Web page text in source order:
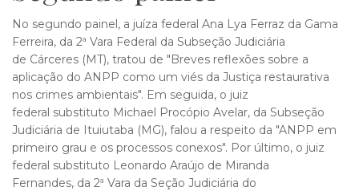
No segundo painel, a juíza federal Ana Lya Ferraz da Gama
Ferreira, da 2ª Vara Federal da Subseção Judiciária
de Cárceres (MT), tratou de "Breves reflexões sobre a
aplicação do ANPP como um viés da Justiça restaurativa
nos crimes ambientais". Em seguida, o juiz
federal substituto Michael Procópio Avelar, da Subseção
Judiciária de Ituiutaba (MG), falou a respeito da "ANPP em
primeiro grau e os processos conexos". Por último, o juiz
federal substituto Leonardo Araújo de Miranda
Fernandes, da 2ª Vara da Seção Judiciária do